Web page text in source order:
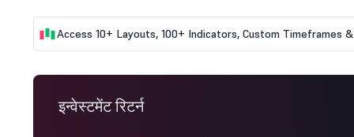
Access 10+ Layouts, 100+ Indicators, Custom Timeframes
इन्वेस्टमेंट रिटर्न